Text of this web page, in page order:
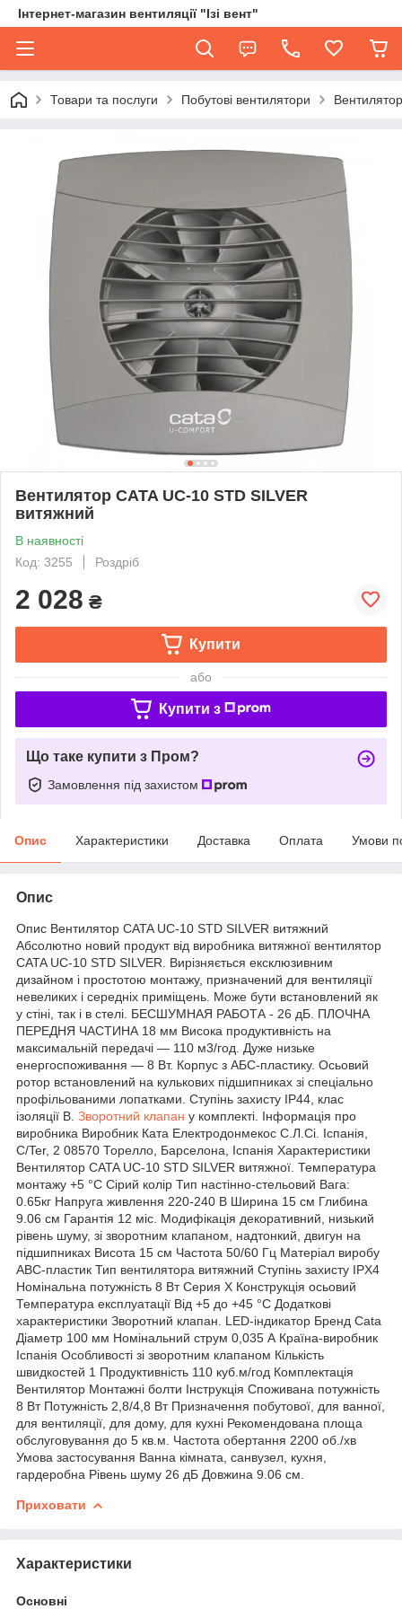
Інтернет-магазин вентиляції "Ізі вент"
Товари та послуги Побутові вентилятори
Вентилятор CATA UC-10 STD SILVER
витяжний
В наявності
Код: 3255
Роздріб
2 028 ₴
Купити
або
Купити з
Що таке купити з Пром?
Замовлення під захистом
Опис Характеристики Доставка Оплата Умови
Опис
Опис Вентилятор CATA UC-10 STD SILVER витяжний
Абсолютно новий продукт від виробника витяжної вентилятор
CATA UC-10 STD SILVER. Вирізняється ексклюзивним
дизайном і простотою монтажу, призначений для вентиляції
невеликих і середніх приміщень. Може бути встановлений як
у стіні, так і в стелі. БЕСШУМНАЯ РАБОТА - 26 дБ. ПЛОЧНА
ПЕРЕДНЯ ЧАСТИНА 18 мм Висока продуктивність на
максимальній передачі — 110 м3/год. Дуже низьке
енергоспоживання — 8 Вт. Корпус з АБС-пластику. Осьовий
ротор встановлений на кулькових підшипниках зі спеціально
профільованими лопатками. Ступінь захисту IP44, клас
ізоляції B. Зворотний клапан у комплекті. Інформація про
виробника Виробник Ката Електродонмекос С.Л.Сі. Іспанія,
C/Ter, 2 08570 Торелло, Барселона, Іспанія Характеристики
Вентилятор CATA UC-10 STD SILVER витяжної. Температура
монтажу +5 °C Сірий колір Тип настінно-стельовий Вага:
0.65кг Напруга живлення 220-240 В Ширина 15 см Глибина
9.06 см Гарантія 12 міс. Модифікація декоративний, низький
рівень шуму, зі зворотним клапаном, надтонкий, двигун на
підшипниках Висота 15 см Частота 50/60 Гц Матеріал виробу
АВС-пластик Тип вентилятора витяжний Ступінь захисту IPX4
Номінальна потужність 8 Вт Серия X Конструкція осьовий
Температура експлуатації Від +5 до +45 °C Додаткові
характеристики Зворотний клапан. LED-індикатор Бренд Cata
Діаметр 100 мм Номінальний струм 0,035 А Країна-виробник
Іспанія Особливості зі зворотним клапаном Кількість
швидкостей 1 Продуктивність 110 куб.м/год Комплектація
Вентилятор Монтажні болти Інструкція Споживана потужність
8 Вт Потужність 2,8/4,8 Вт Призначення побутової, для ванної,
для вентиляції, для дому, для кухні Рекомендована площа
обслуговування до 5 кв.м. Частота обертання 2200 об./хв
Умова застосування Ванна кімната, санвузел, кухня,
гардеробна Рівень шуму 26 дБ Довжина 9.06 см.
Приховати
Характеристики
Основні